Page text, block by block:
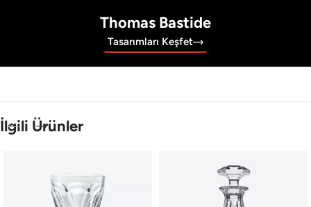
Thomas Bastide
Tasarımları Keşfet
İlgili Ürünler